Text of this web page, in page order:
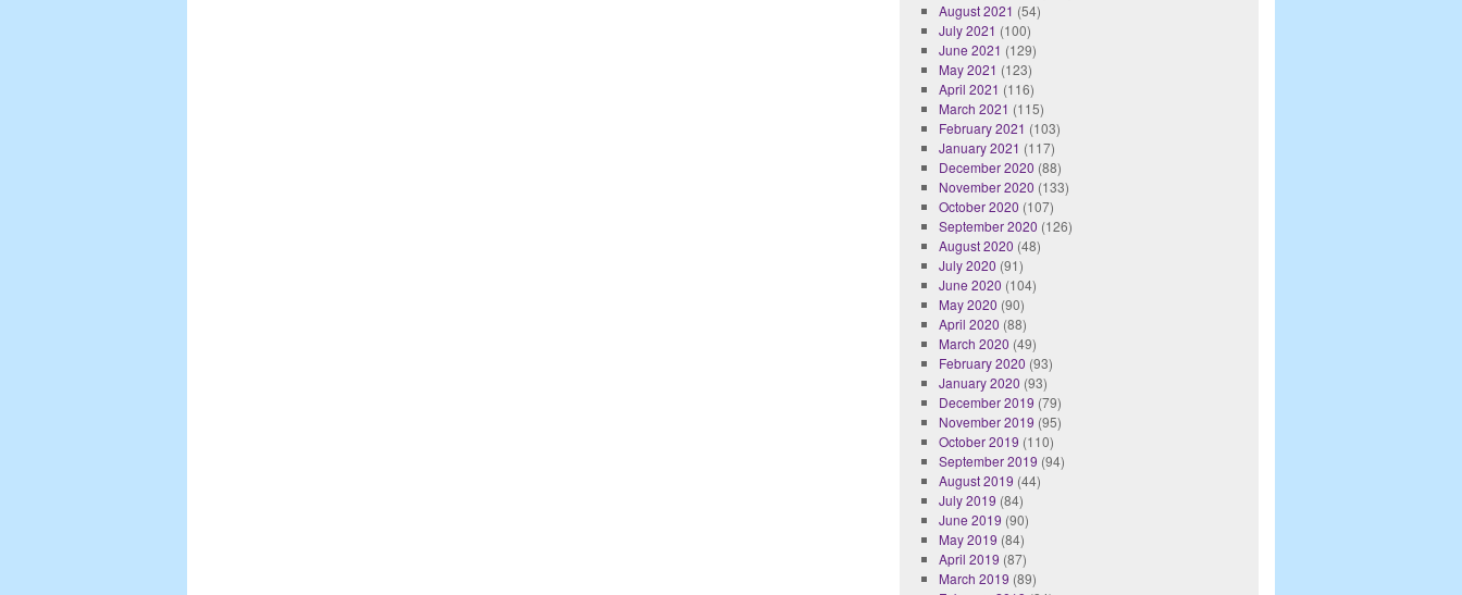
August 2021 (54)
July 2021 (100)
June 2021 (129)
May 2021 (123)
April 2021 (116)
March 2021 (115)
February 2021 (103)
January 2021 (117)
December 2020 (88)
November 2020 (133)
October 2020 (107)
September 2020 (126)
August 2020 (48)
July 2020 (91)
June 2020 (104)
May 2020 (90)
April 2020 (88)
March 2020 (49)
February 2020 (93)
January 2020 (93)
December 2019 (79)
November 2019 (95)
October 2019 (110)
September 2019 (94)
August 2019 (44)
July 2019 (84)
June 2019 (90)
May 2019 (84)
April 2019 (87)
March 2019 (89)